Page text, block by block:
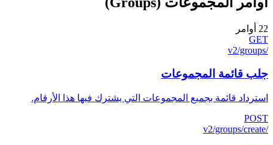
22 أوامر
GET
/v2/groups
جلب قائمة المجموعات
استرداد قائمة بجميع المجموعات التي يشترك فيها هذا الأرقام.
POST
/v2/groups/create